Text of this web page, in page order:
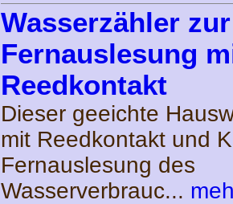
Wasserzähler zur
Fernauslesung
Reedkontakt
Dieser geeichte
mit Reedkontakt und
Fernauslesung des
Wasserverbrauc...